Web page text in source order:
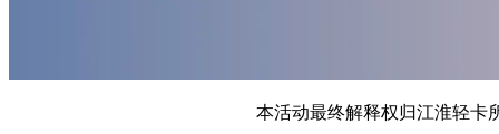
本活动最终解释权归江淮轻卡